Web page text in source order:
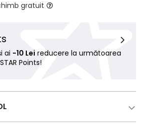
gratuit
ai -10 Lei reducere la următoarea
Points!